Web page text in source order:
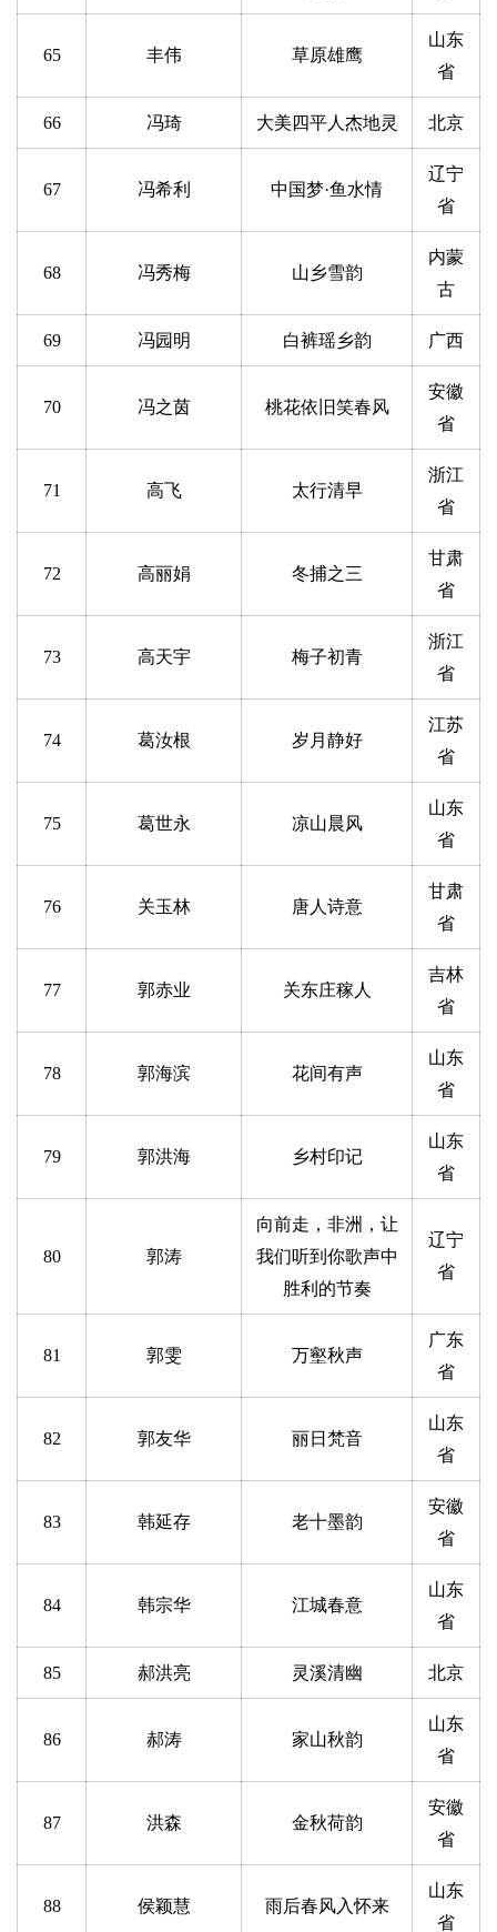
艺
法
术
欣
65 丰伟 草原雄鹰
山东
省
66 冯琦 大美四平人杰地灵 北京
67 冯希利 中国梦·鱼水情
辽宁
省
68 冯秀梅 山乡雪韵
内蒙
古
69 冯园明 白裤瑶乡韵 广西
70 冯之茵 桃花依旧笑春风
安徽
省
71 高飞 太行清早
浙江
省
72 高丽娟 冬捕之三
甘肃
省
73 高天宇 梅子初青
浙江
省
74 葛汝根 岁月静好
江苏
省
75 葛世永 凉山晨风
山东
省
76 关玉林 唐人诗意
甘肃
省
77 郭赤业 关东庄稼人
吉林
省
78 郭海滨 花间有声
山东
省
79 郭洪海 乡村印记
山东
省
80 郭涛
向前走，非洲，让
我们听到你歌声中
胜利的节奏
辽宁
省
81 郭雯 万壑秋声
广东
省
82 郭友华 丽日梵音
山东
省
83 韩延存 老十墨韵
安徽
省
84 韩宗华 江城春意
山东
省
85 郝洪亮 灵溪清幽 北京
86 郝涛 家山秋韵
山东
省
87 洪森 金秋荷韵
安徽
省
88 侯颖慧 雨后春风入怀来
山东
省